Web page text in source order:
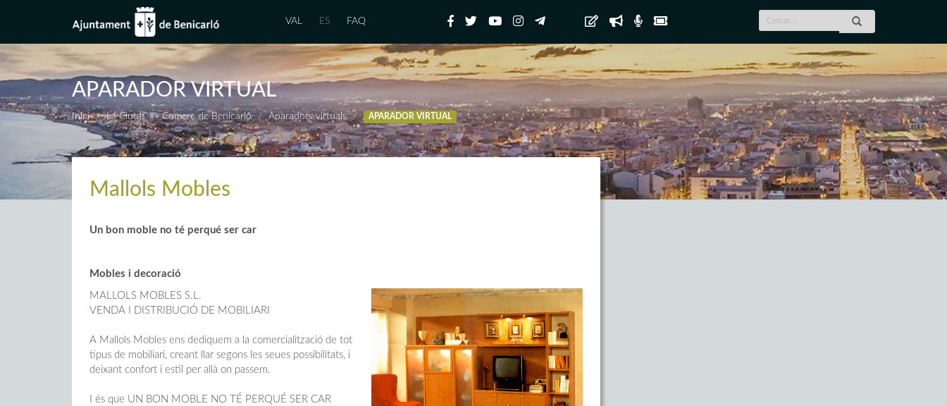
VAL ES FAQ
APARADOR VIRTUAL
Inici La Ciutat Comerç de Benicarló Aparadors virtuals APARADOR VIRTUAL
Mallols Mobles
Un bon moble no té perqué ser car
Mobles i decoració
MALLOLS MOBLES S.L.
VENDA I DISTRIBUCIÓ DE MOBILIARI
A Mallols Mobles ens dediquem a la comercialització de tot
tipus de mobiliari, creant llar segons les seues possibilitats, i
deixant confort i estil per allà on passem.
I és que UN BON MOBLE NO TÉ PERQUÉ SER CAR